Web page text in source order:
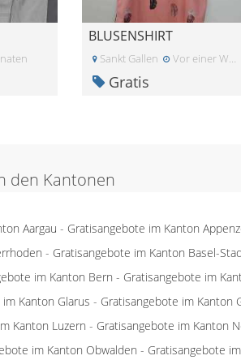
BLUSENSHIRT
Sankt Gallen Vor einer
Gratis
den Kantonen
Aargau - Gratisangebote im Kanton
- Gratisangebote im Kanton Basel-
im Kanton Bern - Gratisangebote im
Kanton Glarus - Gratisangebote im Kanton
Kanton Luzern - Gratisangebote im Kanton
im Kanton Obwalden - Gratisangebote